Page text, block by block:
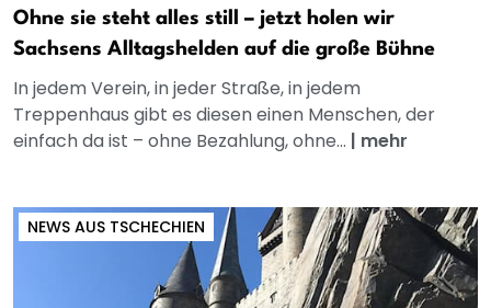
Ohne sie steht alles still – jetzt holen wir
Sachsens Alltagshelden auf die große Bühne
In jedem Verein, in jeder Straße, in jedem
Treppenhaus gibt es diesen einen Menschen, der
einfach da ist – ohne Bezahlung, ohne... | mehr
NEWS AUS TSCHECHIEN